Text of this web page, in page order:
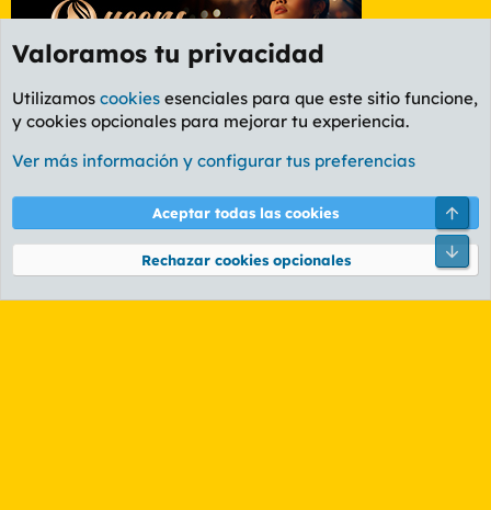
Etiquetas
Cookies
PL OLDSTYLE AMARILLO
Términos y reglas Política de privacidad Ayuda
Community platform by XenForo® © 2010-2026 XenForo Ltd.
Valoramos tu privacidad
Utilizamos cookies esenciales para que este sitio funcione,
y cookies opcionales para mejorar tu experiencia.
Ver más información y configurar tus preferencias
Aceptar todas las cookies
Rechazar cookies opcionales
Pie